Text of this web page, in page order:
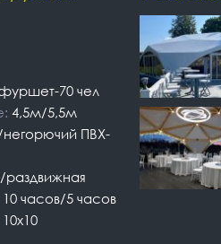
70 чел
4,5м/5,5м
ПВХ-
10 часов/5 часов